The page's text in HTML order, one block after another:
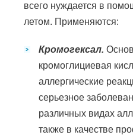
всего нуждается в
летом. Применяются:
Кромогексал.
кромоглициевая
аллергические
серьезное
различных видах
также в качестве